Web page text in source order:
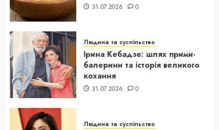
31.07.2026 0
Людина та суспільство
Ірина Кебадзе: шлях прими-
балерини та історія великого
кохання
31.07.2026 0
Людина та суспільство